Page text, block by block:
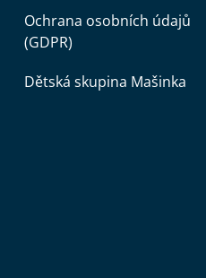
Ochrana osobních údajů
(GDPR)
Dětská skupina Mašinka